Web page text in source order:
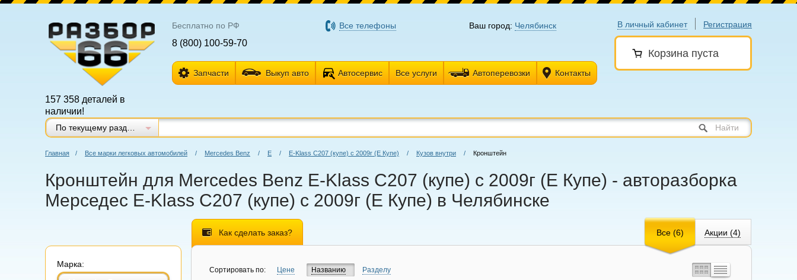
В личный кабинет Регистрация
Корзина пуста
157 358 деталей в
наличии!
Бесплатно по РФ
8 (800) 100-59-70
Все телефоны Ваш город: Челябинск
Запчасти Выкуп авто Автосервис Все услуги Автоперевозки Контакты
Найти
Главная / Все марки легковых автомобилей / Mercedes Benz / E / E-Klass C207 (купе) с 2009г (Е Купе) / Кузов внутри / Кронштейн
Кронштейн для Mercedes Benz E-Klass C207 (купе) с 2009г (Е Купе) - авторазборка
Мерседес E-Klass C207 (купе) с 2009г (Е Купе) в Челябинске
Марка:
Все (6) Акции (4)
Как сделать заказ?
Сортировать по: Цене Названию Разделу